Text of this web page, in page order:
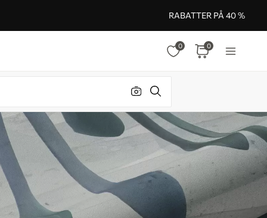
RABATTER PÅ 40 %
0 0